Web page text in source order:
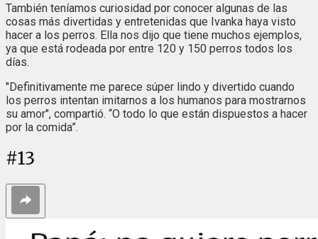
También teníamos curiosidad por conocer algunas de las
cosas más divertidas y entretenidas que Ivanka haya visto
hacer a los perros. Ella nos dijo que tiene muchos ejemplos,
ya que está rodeada por entre 120 y 150 perros todos los
días.
"Definitivamente me parece súper lindo y divertido cuando
los perros intentan imitarnos a los humanos para mostrarnos
su amor", compartió. “O todo lo que están dispuestos a hacer
por la comida”.
#13